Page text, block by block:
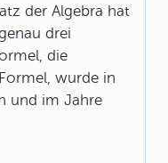
der Algebra hat
drei
die
wurde in
und im Jahre